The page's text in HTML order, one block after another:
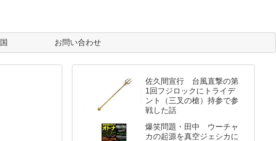
お問い合わせ
佐久間宣行 台風直撃の第
1回フジロックにトライデ
ント（三叉の槍）持参で参
戦した話
爆笑問題・田中 ウーチャ
カの起源を真空ジェシカに